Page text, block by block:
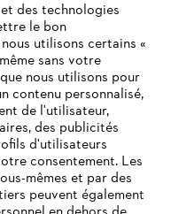
des technologies
le bon
utilisons certains «
sans votre
nous utilisons pour
contenu personnalisé,
de l'utilisateur,
des publicités
d'utilisateurs
consentement. Les
mêmes et par des
peuvent également